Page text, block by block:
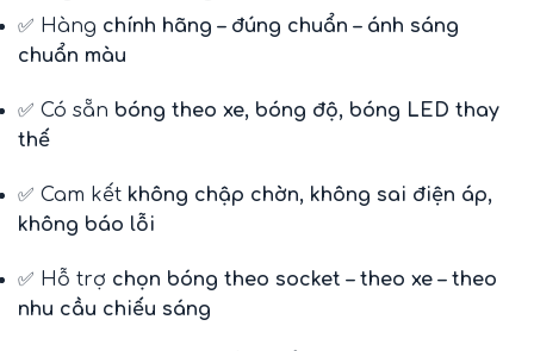
✅ Hàng chính hãng – đúng chuẩn – ánh sáng
chuẩn màu
✅ Có sẵn bóng theo xe, bóng độ, bóng LED thay
thế
✅ Cam kết không chập chờn, không sai điện áp,
không báo lỗi
✅ Hỗ trợ chọn bóng theo socket – theo xe – theo
nhu cầu chiếu sáng